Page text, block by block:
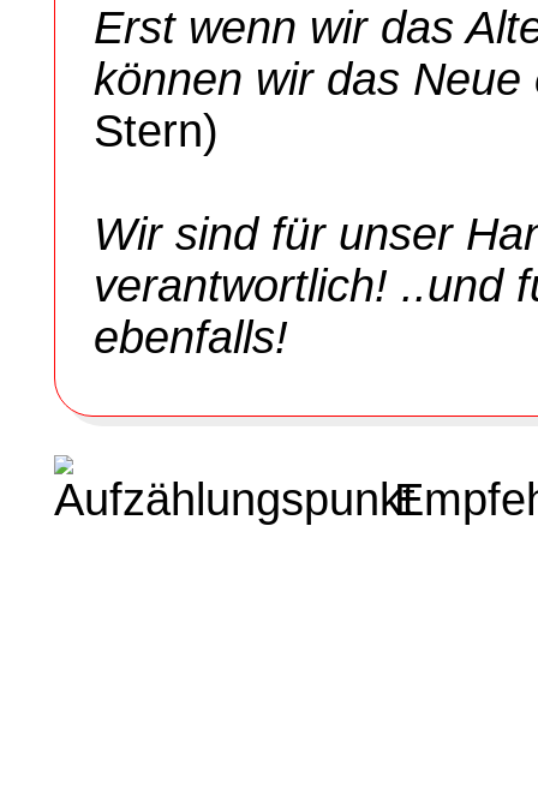
Erst wenn wir das
können wir das Neue
Stern)
Wir sind für unser
verantwortlich! ..und
ebenfalls!